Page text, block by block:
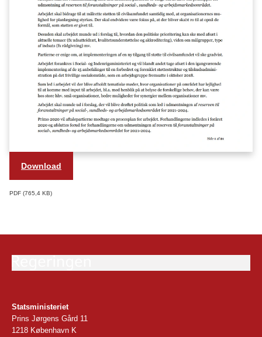
Download
PDF 765,4 KB
Statsministeriet
Prins Jørgens Gård 11
1218 København K